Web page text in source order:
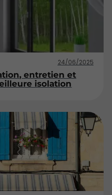
24/06/2025
entretien et
isolation